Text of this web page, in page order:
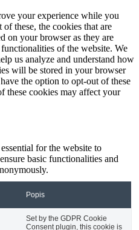
your experience while you
these, the cookies that are
on your browser as they are
of the website. We
us analyze and understand how
will be stored in your browser
the option to opt-out of these
these cookies may affect your
for the website to
basic functionalities and
Popis
Set by the GDPR Cookie
Consent plugin, this cookie is